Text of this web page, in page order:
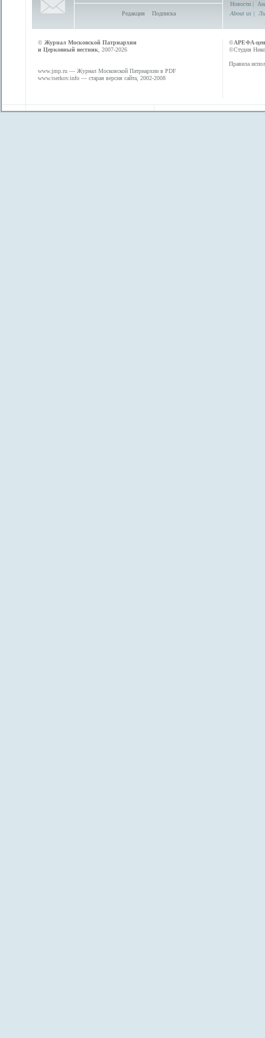
Редакция Подписка
Новости |
About us |
© Журнал Московской Патриархии
и Церковный вестник , 2007-2026
www.jmp.ru — Журнал Московской Патриархии в PDF
www.tserkov.info — старая версия сайта, 2002-2008
©АРЕФА-
©Студия
Правила